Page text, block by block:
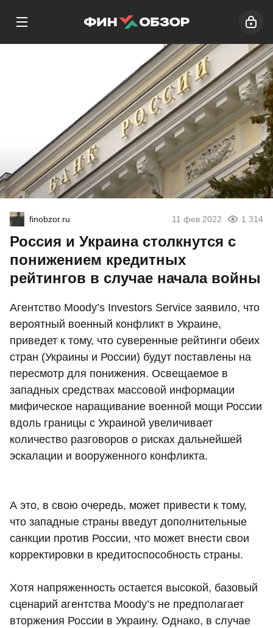
finobzor.ru 11 фев 2022 1 314
Россия и Украина столкнутся с
понижением кредитных
рейтингов в случае начала войны
Агентство Moody’s Investors Service заявило, что
вероятный военный конфликт в Украине,
приведет к тому, что суверенные рейтинги обеих
стран (Украины и России) будут поставлены на
пересмотр для понижения. Освещаемое в
западных средствах массовой информации
мифическое наращивание военной мощи России
вдоль границы с Украиной увеличивает
количество разговоров о рисках дальнейшей
эскалации и вооруженного конфликта.
А это, в свою очередь, может привести к тому,
что западные страны введут дополнительные
санкции против России, что может внести свои
корректировки в кредитоспособность страны.
Хотя напряженность остается высокой, базовый
сценарий агентства Moody’s не предполагает
вторжения России в Украину. Однако, в случае